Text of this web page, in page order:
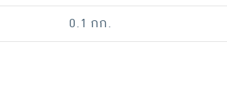
0.1 กก.